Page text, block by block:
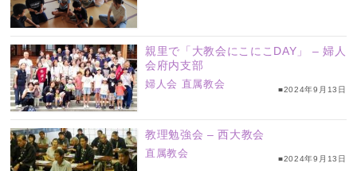
親里で「大教会にこにこDAY」 – 婦人
会府内支部
婦人会 直属教会 ■2024年9月13日
教理勉強会 – 西大教会
直属教会
■2024年9月13日